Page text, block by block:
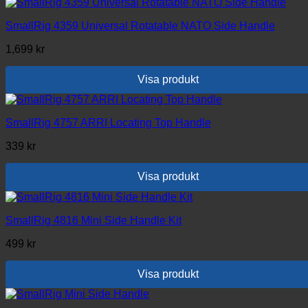
SmallRig 4359 Universal Rotatable NATO Side Handle
1,699 kr
Visa produkt
SmallRig 4757 ARRI Locating Top Handle
339 kr
Visa produkt
SmallRig 4816 Mini Side Handle Kit
499 kr
Visa produkt